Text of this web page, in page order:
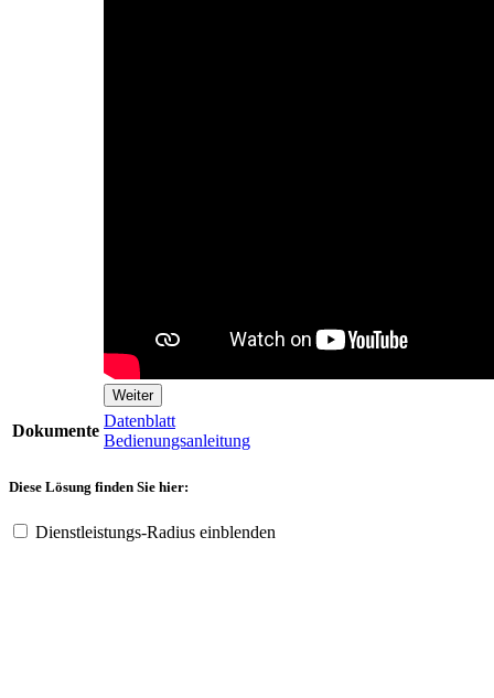
Weiter
Dokumente
Datenblatt
Bedienungsanleitung
Diese Lösung finden Sie hier:
Dienstleistungs-Radius einblenden